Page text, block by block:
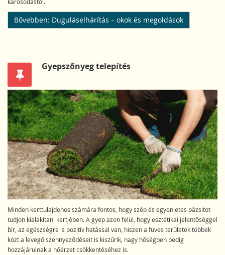
Bővebben: Duguláselhárítás – okok és megoldások
Gyepszőnyeg telepítés
Minden kerttulajdonos számára fontos, hogy szép és egyenletes pázsitot
tudjon kialakítani kertjében. A gyep azon felül, hogy esztétikai jelentőséggel
bír, az egészségre is pozitív hatással van, hiszen a füves területek többek
közt a levegő szennyeződéseit is kiszűrik, nagy hőségben pedig
hozzájárulnak a hőérzet csökkentéséhez is.